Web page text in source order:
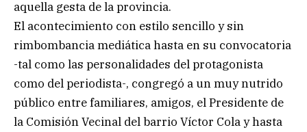
aquella gesta de la provincia.
El acontecimiento con estilo sencillo y sin
rimbombancia mediática hasta en su convocatoria
-tal como las personalidades del protagonista
como del periodista-, congregó a un muy nutrido
público entre familiares, amigos, el Presidente de
la Comisión Vecinal del barrio Víctor Cola y hasta